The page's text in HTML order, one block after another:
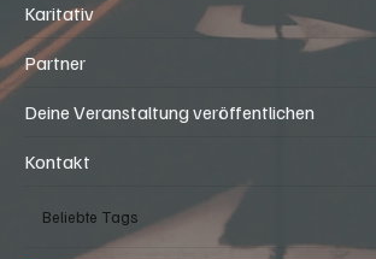
Karitativ
Partner
Deine Veranstaltung veröffentlichen
Kontakt
Beliebte Tags